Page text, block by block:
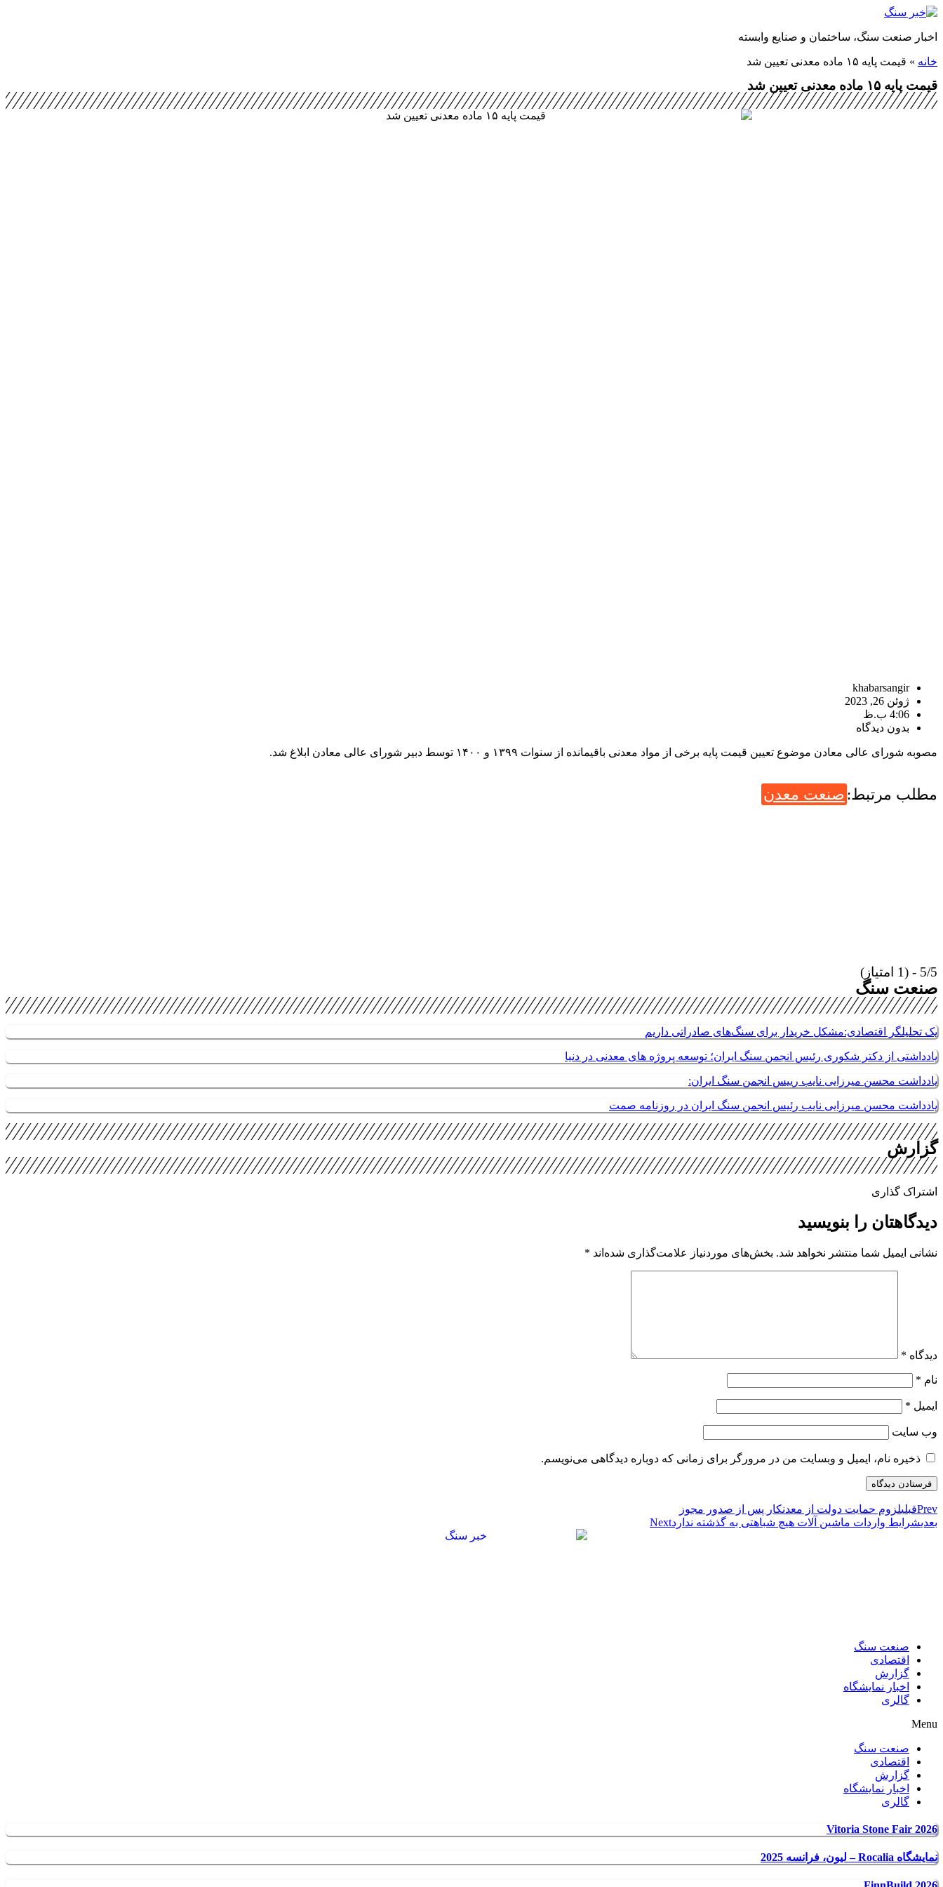
پرش
محتوا
اخبار صنعت سنگ، ساختمان و صنایع وابسته
خانه » قیمت پایه ۱۵ ماده معدنی تعیین شد
قیمت پایه ۱۵ ماده معدنی تعیین شد
khabarsangir
ژوئن 26, 2023
4:06 ب.ظ
بدون دیدگاه
مصوبه شورای عالی معادن موضوع تعیین قیمت پایه برخی از مواد معدنی باقیمانده از سنوات ۱۳۹۹ و ۱۴۰۰ توسط دبیر شورای عالی معادن ابلاغ شد.
مطلب مرتبط: صنعت معدن
5/5 - (1 امتیاز)
صنعت سنگ
یک تحلیلگر اقتصادی:مشکل خریدار برای سنگ‌های صادراتی داریم
یادداشتی از دکتر شکوری رئیس انجمن سنگ ایران؛ توسعه پروژه های معدنی در دنیا
یادداشت محسن میرزایی نایب رییس انجمن سنگ ایران:
یادداشت محسن میرزایی نایب رئیس انجمن سنگ ایران در روزنامه صمت
گزارش
اشتراک گذاری
دیدگاهتان را بنویسید
نشانی ایمیل شما منتشر نخواهد شد. بخش‌های موردنیاز علامت‌گذاری شده‌اند *
دیدگاه *
نام *
ایمیل *
وب‌ سایت
ذخیره نام، ایمیل و وبسایت من در مرورگر برای زمانی که دوباره دیدگاهی می‌نویسم.
Prevقبلیلزوم حمایت دولت از معدنکار پس از صدور مجوز
بعدیشرایط واردات ماشین آلات هیچ شباهتی به گذشته نداردNext
صنعت سنگ
اقتصادی
گزارش
اخبار نمایشگاه
گالری
Menu
صنعت سنگ
اقتصادی
گزارش
اخبار نمایشگاه
گالری
Vitoria Stone Fair 2026
نمایشگاه Rocalia – لیون، فرانسه 2025